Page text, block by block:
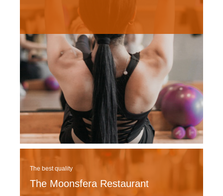
The best quality
The Moonsfera Restaurant